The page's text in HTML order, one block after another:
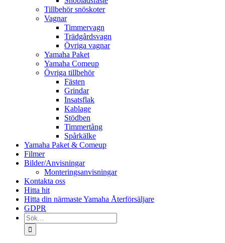
Tillbehör snöskoter
Vagnar
Timmervagn
Trädgårdsvagn
Övriga vagnar
Yamaha Paket
Yamaha Comeup
Övriga tillbehör
Fästen
Grindar
Insatsflak
Kablage
Stödben
Timmertång
Spårkälke
Yamaha Paket & Comeup
Filmer
Bilder/Anvisningar
Monteringsanvisningar
Kontakta oss
Hitta hit
Hitta din närmaste Yamaha Återförsäljare
GDPR
Sök
efter: